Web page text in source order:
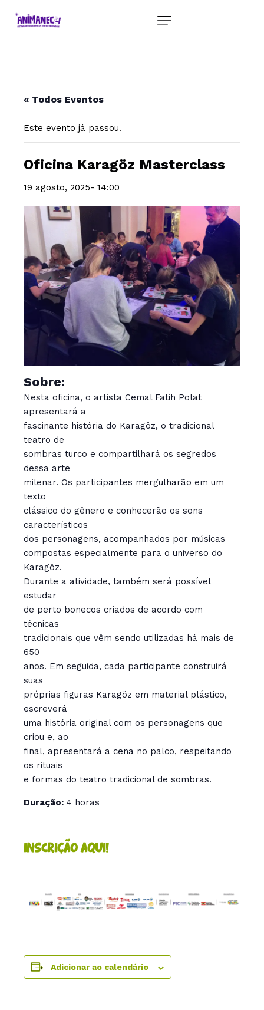
« Todos Eventos
Este evento já passou.
Oficina Karagöz Masterclass
19 agosto, 2025- 14:00
Sobre:
Nesta oficina, o artista Cemal Fatih Polat
apresentará a
fascinante história do Karagöz, o tradicional
teatro de
sombras turco e compartilhará os segredos
dessa arte
milenar. Os participantes mergulharão em um
texto
clássico do gênero e conhecerão os sons
característicos
dos personagens, acompanhados por músicas
compostas especialmente para o universo do
Karagöz.
Durante a atividade, também será possível
estudar
de perto bonecos criados de acordo com
técnicas
tradicionais que vêm sendo utilizadas há mais de
650
anos. Em seguida, cada participante construirá
suas
próprias figuras Karagöz em material plástico,
escreverá
uma história original com os personagens que
criou e, ao
final, apresentará a cena no palco, respeitando
os rituais
e formas do teatro tradicional de sombras.
Duração: 4 horas
INSCRIÇÃO AQUI!
Adicionar ao calendário